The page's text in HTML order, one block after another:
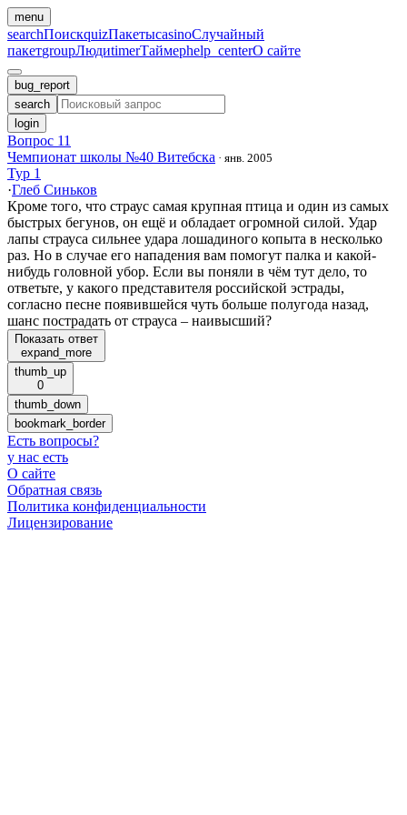
menu
searchПоискquizПакетыcasinoСлучайный
пакетgroupЛюдиtimerТаймерhelp_centerО сайте
bug_report
search
login
Вопрос 11
Чемпионат школы №40 Витебска · янв. 2005
Тур 1
·Глеб Синьков
Кроме того, что страус самая крупная птица и один из самых
быстрых бегунов, он ещё и обладает огромной силой. Удар
лапы страуса сильнее удара лошадиного копыта в несколько
раз. Но в случае его нападения вам помогут палка и какой-
нибудь головной убор. Если вы поняли в чём тут дело, то
ответьте, у какого представителя российской эстрады,
согласно песне появившейся чуть больше полугода назад,
шанс пострадать от страуса – наивысший?
Показать ответ
expand_more
thumb_up
0
thumb_down
bookmark_border
Есть вопросы?
у нас есть
О сайте
Обратная связь
Политика конфиденциальности
Лицензирование